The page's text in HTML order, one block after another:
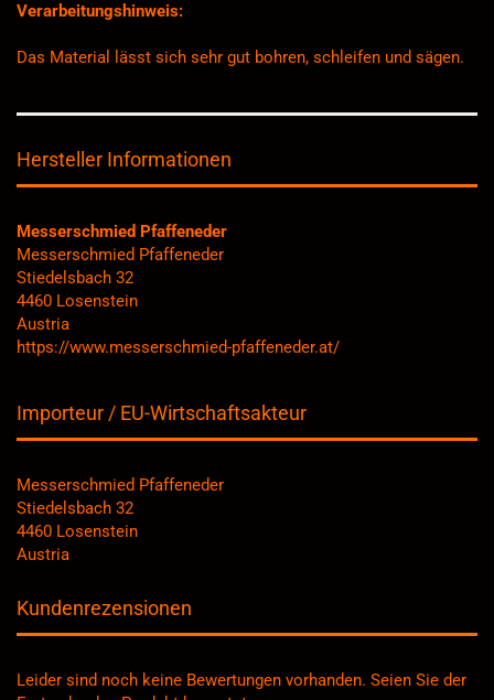
Verarbeitungshinweis:
Das Material lässt sich sehr gut bohren, schleifen und sägen.
Hersteller Informationen
Messerschmied Pfaffeneder
Messerschmied Pfaffeneder
Stiedelsbach 32
4460 Losenstein
Austria
https://www.messerschmied-pfaffeneder.at/
Importeur / EU-Wirtschaftsakteur
Messerschmied Pfaffeneder
Stiedelsbach 32
4460 Losenstein
Austria
Kundenrezensionen
Leider sind noch keine Bewertungen vorhanden. Seien Sie der